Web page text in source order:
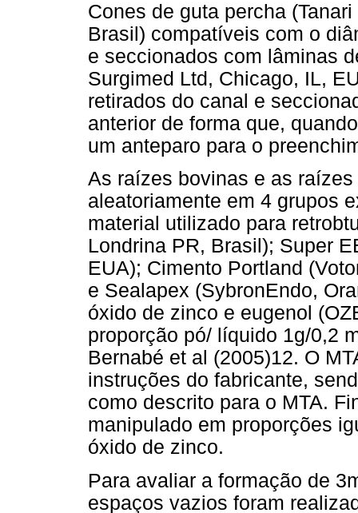
Cones de guta percha
Brasil) compatíveis com o
e seccionados com lâminas
Surgimed Ltd, Chicago, IL,
retirados do canal e
anterior de forma que,
um anteparo para o
As raízes bovinas e as
aleatoriamente em 4 grupos
material utilizado para
Londrina PR, Brasil); Super
EUA); Cimento Portland
e Sealapex (SybronEndo,
óxido de zinco e eugenol
proporção pó/ líquido 1g/0,2
Bernabé et al (2005)12. O
instruções do fabricante,
como descrito para o MTA.
manipulado em proporções
óxido de zinco.
Para avaliar a formação de
espaços vazios foram